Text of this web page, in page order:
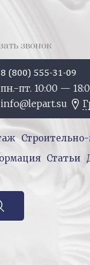
звонок
8 (800) 555-31-09
пн.-пт. 10:00 — 18:
info@lepart.su
Статьи